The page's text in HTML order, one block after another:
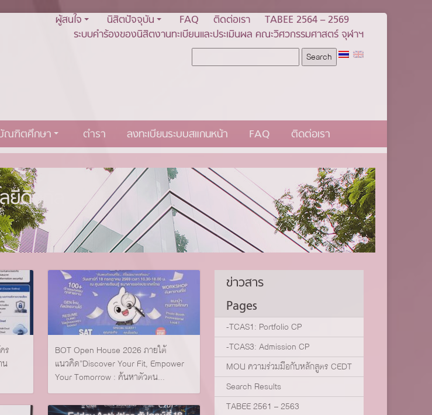
ผู้สนใจ นิสิตปัจจุบัน FAQ ติดต่อเรา
TABEE 2564 – 2569
ระบบคำร้องของนิสิตงานทะเบียนและประเมินผล คณะวิศวกรรมศาสตร์ จุฬาฯ
ณฑิตศึกษา ตำรา ลงทะเบียนระบบสแกนหน้า FAQ ติดต่อเรา
ดิจิทัล
ร
BOT Open House 2026 ภายใต้
แนวคิด”Discover Your Fit, Empower
Your Tomorrow : ค้นหาตัวตน...
ข่าวสาร
Pages
-TCAS1: Portfolio CP
-TCAS3: Admission CP
MOU ความร่วมมือกับหลักสูตร CEDT
Search Results
TABEE 2561 – 2563